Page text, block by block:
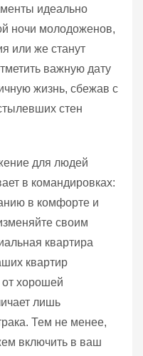
идеально
ночи молодоженов,
или же станут
важную дату
жизнь, сбежав с
стен
для людей
в командировках:
в комфорте и
своим
квартира
квартир
от хорошей
лишь
Тем не менее,
включить в ваш